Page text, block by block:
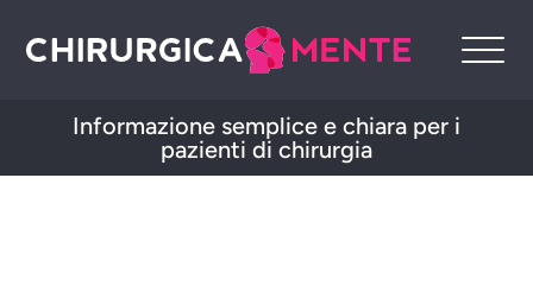
Informazione semplice e chiara per i
pazienti di chirurgia